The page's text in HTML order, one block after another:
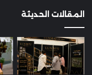
المقالات الحديثة